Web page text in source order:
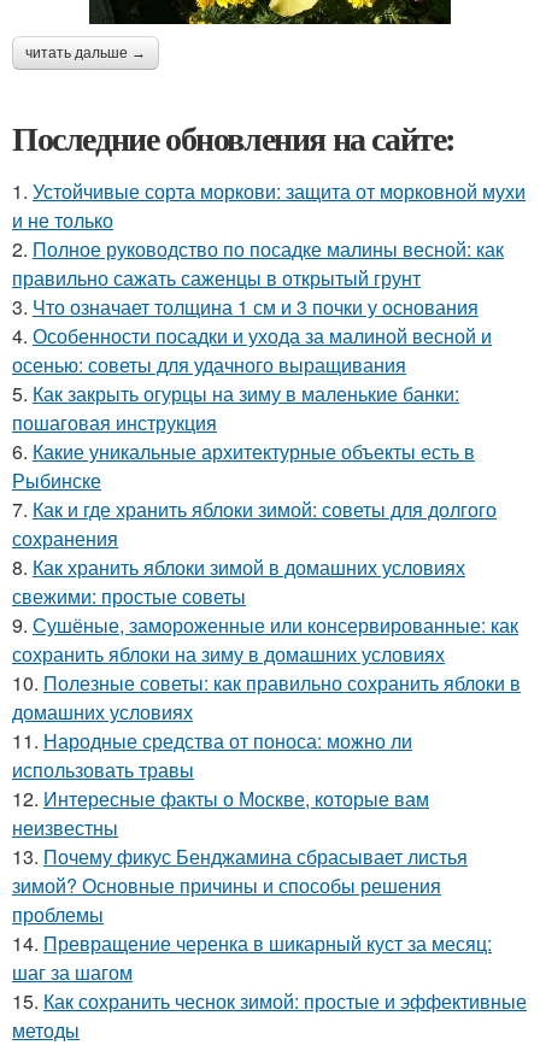
читать дальше →
Последние обновления на сайте:
1. Устойчивые сорта моркови: защита от морковной мухи
и не только
2. Полное руководство по посадке малины весной: как
правильно сажать саженцы в открытый грунт
3. Что означает толщина 1 см и 3 почки у основания
4. Особенности посадки и ухода за малиной весной и
осенью: советы для удачного выращивания
5. Как закрыть огурцы на зиму в маленькие банки:
пошаговая инструкция
6. Какие уникальные архитектурные объекты есть в
Рыбинске
7. Как и где хранить яблоки зимой: советы для долгого
сохранения
8. Как хранить яблоки зимой в домашних условиях
свежими: простые советы
9. Сушёные, замороженные или консервированные: как
сохранить яблоки на зиму в домашних условиях
10. Полезные советы: как правильно сохранить яблоки в
домашних условиях
11. Народные средства от поноса: можно ли
использовать травы
12. Интересные факты о Москве, которые вам
неизвестны
13. Почему фикус Бенджамина сбрасывает листья
зимой? Основные причины и способы решения
проблемы
14. Превращение черенка в шикарный куст за месяц:
шаг за шагом
15. Как сохранить чеснок зимой: простые и эффективные
методы